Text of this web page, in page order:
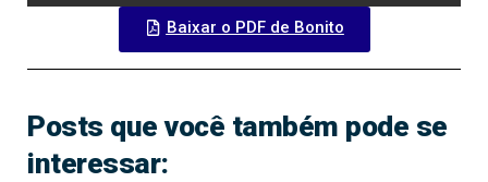
Baixar o PDF de Bonito
Posts que você também pode se
interessar: